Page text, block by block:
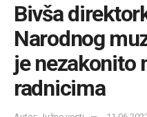
Bivša
Narodnog
je nezakonito
radnicima